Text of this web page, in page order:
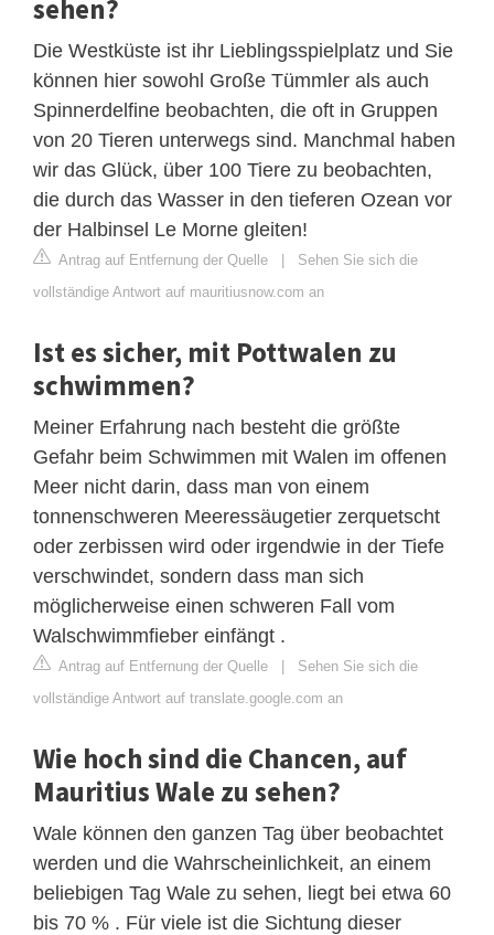
sehen?
Die Westküste ist ihr Lieblingsspielplatz und Sie
können hier sowohl Große Tümmler als auch
Spinnerdelfine beobachten, die oft in Gruppen
von 20 Tieren unterwegs sind. Manchmal haben
wir das Glück, über 100 Tiere zu beobachten,
die durch das Wasser in den tieferen Ozean vor
der Halbinsel Le Morne gleiten!
Antrag auf Entfernung der Quelle | Sehen Sie sich die
vollständige Antwort auf mauritiusnow.com an
Ist es sicher, mit Pottwalen zu
schwimmen?
Meiner Erfahrung nach besteht die größte
Gefahr beim Schwimmen mit Walen im offenen
Meer nicht darin, dass man von einem
tonnenschweren Meeressäugetier zerquetscht
oder zerbissen wird oder irgendwie in der Tiefe
verschwindet, sondern dass man sich
möglicherweise einen schweren Fall vom
Walschwimmfieber einfängt .
Antrag auf Entfernung der Quelle | Sehen Sie sich die
vollständige Antwort auf translate.google.com an
Wie hoch sind die Chancen, auf
Mauritius Wale zu sehen?
Wale können den ganzen Tag über beobachtet
werden und die Wahrscheinlichkeit, an einem
beliebigen Tag Wale zu sehen, liegt bei etwa 60
bis 70 % . Für viele ist die Sichtung dieser